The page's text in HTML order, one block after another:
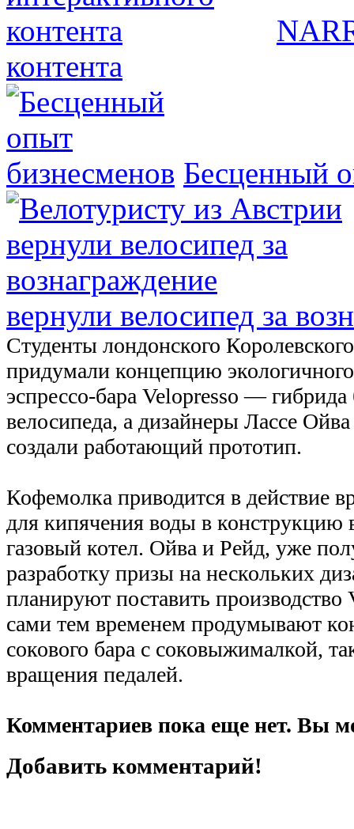
контента
Бесценный
вернули велосипед за
Студенты лондонского
придумали концепцию
эспрессо-бара Velopresso — гибрида
велосипеда, а дизайнеры Лассе
создали работающий прототип.
Кофемолка приводится в действие
для кипячения воды в конструкцию
газовый котел. Ойва и Рейд, уже
разработку призы на нескольких
планируют поставить производство
сами тем временем продумывают
сокового бара с соковыжималкой,
вращения педалей.
Комментариев пока еще нет. Вы
Добавить комментарий!